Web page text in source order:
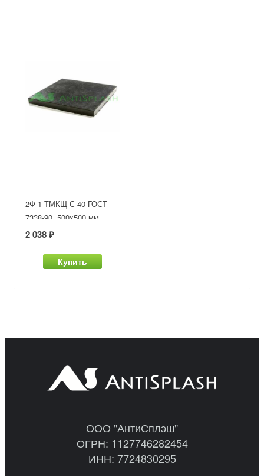
2Ф-1-ТМКЩ-С-40 ГОСТ
7338-90, 500x500 мм
2 038 ₽
Купить
ООО "АнтиСплэш"
ОГРН: 1127746282454
ИНН: 7724830295